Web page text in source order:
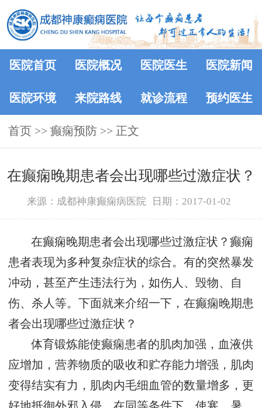
医院首页 医院概况 医院医生 医院新闻
医院环境 来院路线 就诊流程 预约医生
首页 >> 癫痫预防 >> 正文
在癫痫晚期患者会出现哪些过激症状？
来源：成都神康癫痫病医院 日期：2017-01-02
在癫痫晚期患者会出现哪些过激症状？癫痫
患者表现为多种复杂症状的综合。有的突然暴发
冲动，甚至产生违法行为，如伤人、毁物、自
伤、杀人等。下面就来介绍一下，在癫痫晚期患
者会出现哪些过激症状？
体育锻炼能使癫痫患者的肌肉加强，血液供
应增加，营养物质的吸收和贮存能力增强，肌肉
变得结实有力，肌肉内毛细血管的数量增多，更